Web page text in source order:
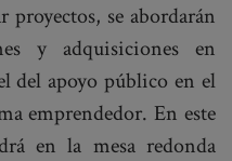
se abordarán
y adquisiciones en
del apoyo público en el
emprendedor. En este
en la mesa redonda